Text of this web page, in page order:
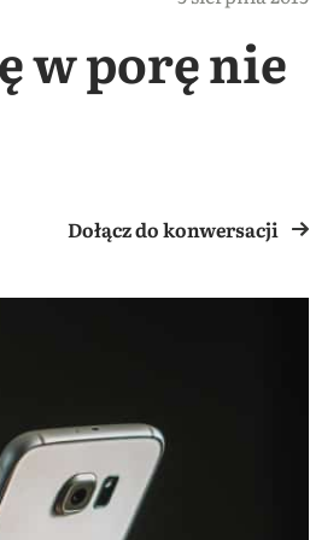
w porę nie
Dołącz do konwersacji